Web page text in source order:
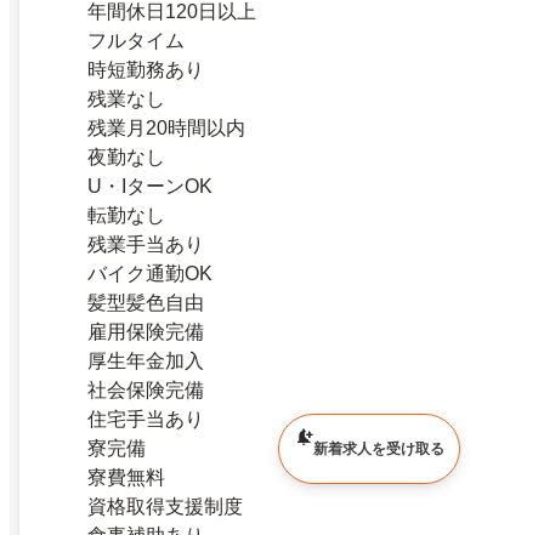
年間休日120日以上
フルタイム
時短勤務あり
残業なし
残業月20時間以内
夜勤なし
U・IターンOK
転勤なし
残業手当あり
バイク通勤OK
髪型髪色自由
雇用保険完備
厚生年金加入
社会保険完備
住宅手当あり
寮完備
寮費無料
資格取得支援制度
新着求人を受け取る